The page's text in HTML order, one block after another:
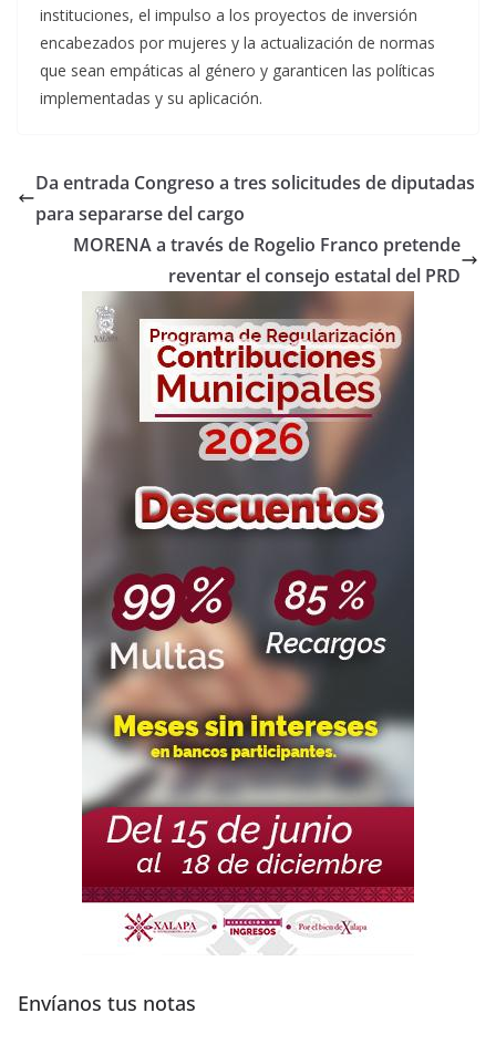
instituciones, el impulso a los proyectos de inversión
encabezados por mujeres y la actualización de normas
que sean empáticas al género y garanticen las políticas
implementadas y su aplicación.
Da entrada Congreso a tres solicitudes de diputadas
para separarse del cargo
MORENA a través de Rogelio Franco pretende
reventar el consejo estatal del PRD
Envíanos tus notas